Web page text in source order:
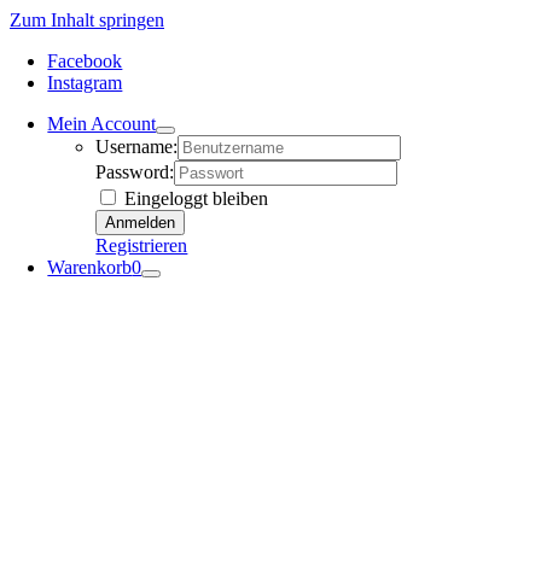
Zum Inhalt springen
Facebook
Instagram
Mein Account
Username:
Password:
Eingeloggt bleiben
Registrieren
Warenkorb0